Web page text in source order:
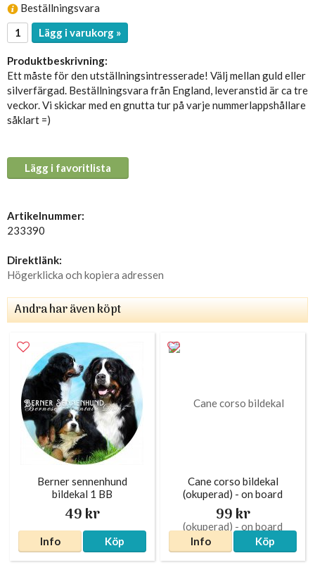
Beställningsvara
Lägg i varukorg »
Produktbeskrivning:
Ett måste för den utställningsintresserade! Välj mellan guld eller
silverfärgad. Beställningsvara från England, leveranstid är ca tre
veckor. Vi skickar med en gnutta tur på varje nummerlappshållare
såklart =)
Lägg i favoritlista
Artikelnummer:
233390
Direktlänk:
Högerklicka och kopiera adressen
Andra har även köpt
Berner sennenhund
bildekal 1 BB
49 kr
Info Köp
Cane corso bildekal
(okuperad) - on board
99 kr
Info Köp